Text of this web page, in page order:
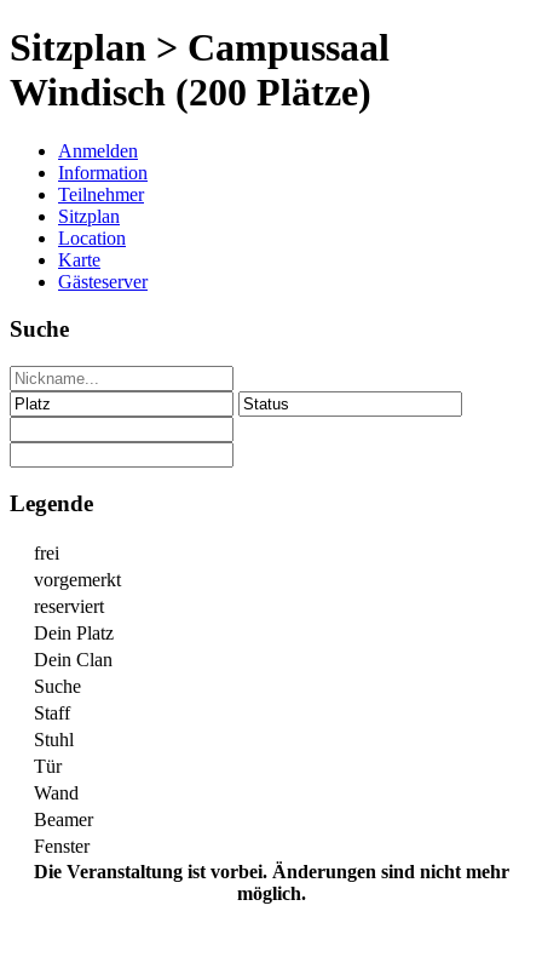
Sitzplan > Campussaal
Windisch (200 Plätze)
Anmelden
Information
Teilnehmer
Sitzplan
Location
Karte
Gästeserver
Suche
Legende
frei
vorgemerkt
reserviert
Dein Platz
Dein Clan
Suche
Staff
Stuhl
Tür
Wand
Beamer
Fenster
Die Veranstaltung ist vorbei. Änderungen sind nicht mehr
möglich.